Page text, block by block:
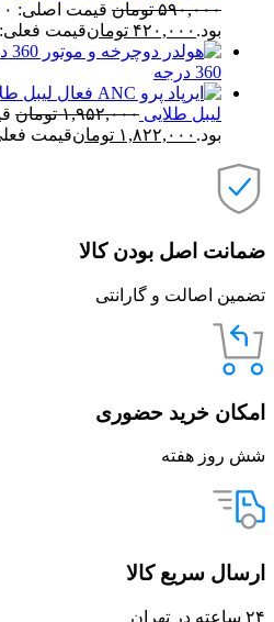
۵۹۰,۰۰۰ تومان
۴۲۰,۰۰۰ تومانقیمت فعلی: ۴۲۰,۰۰۰ تومان.
لیبل طلایی ۱,۹۵۲,۰۰۰ تومان
۱,۸۲۲,۰۰۰ تومانقیمت فعلی: ۱,۸۲۲,۰۰۰ تومان.
اصل بودن کالا
اصالت و گارانتی
خرید حضوری
هفته
سریع کالا